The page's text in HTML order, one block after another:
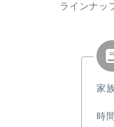
ラインナッ
家
時